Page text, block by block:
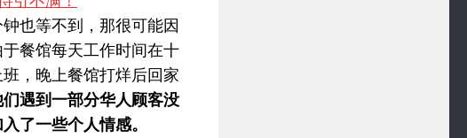
也等不到，那很可能因
餐馆每天工作时间在十
，晚上餐馆打烊后回家
遇到一部分华人顾客没
了一些个人情感。